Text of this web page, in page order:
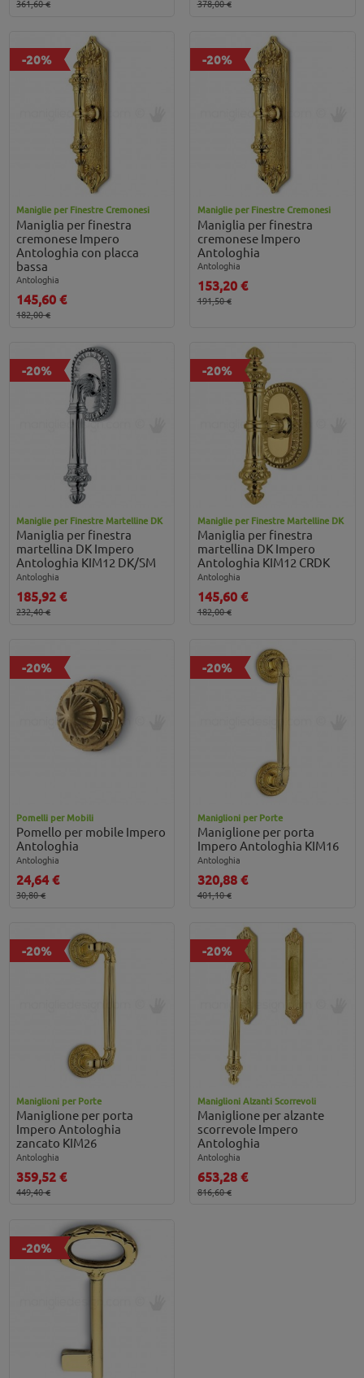
361,60 € 378,00 €
-20%
Maniglie per Finestre Cremonesi
Maniglia per finestra
cremonese Impero
Antologhia con placca
bassa
Antologhia
145,60 €
182,00 €
-20%
Maniglie per Finestre Cremonesi
Maniglia per finestra
cremonese Impero
Antologhia
Antologhia
153,20 €
191,50 €
-20%
Maniglie per Finestre Martelline DK
Maniglia per finestra
martellina DK Impero
Antologhia KIM12 DK/SM
Antologhia
185,92 €
232,40 €
-20%
Maniglie per Finestre Martelline DK
Maniglia per finestra
martellina DK Impero
Antologhia KIM12 CRDK
Antologhia
145,60 €
182,00 €
-20%
Pomelli per Mobili
Pomello per mobile Impero
Antologhia
Antologhia
24,64 €
30,80 €
-20%
Maniglioni per Porte
Maniglione per porta
Impero Antologhia KIM16
Antologhia
320,88 €
401,10 €
-20%
Maniglioni per Porte
Maniglione per porta
Impero Antologhia
zancato KIM26
Antologhia
359,52 €
449,40 €
-20%
Maniglioni Alzanti Scorrevoli
Maniglione per alzante
scorrevole Impero
Antologhia
Antologhia
653,28 €
816,60 €
-20%